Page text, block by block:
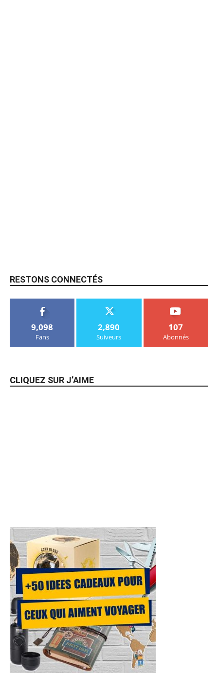
RESTONS CONNECTÉS
9,098
Fans
2,890
Suiveurs
107
Abonnés
CLIQUEZ SUR J’AIME